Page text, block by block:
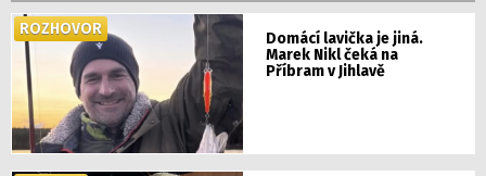
Domácí lavička je jiná.
Marek Nikl čeká na
Příbram v Jihlavě
ROZHOVOR